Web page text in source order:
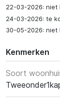
22-03-2026: niet
24-03-2026: te
30-05-2026: niet
Kenmerken
Soort